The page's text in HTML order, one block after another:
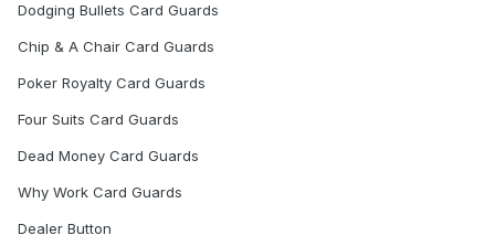
Dodging Bullets Card Guards
Chip & A Chair Card Guards
Poker Royalty Card Guards
Four Suits Card Guards
Dead Money Card Guards
Why Work Card Guards
Dealer Button